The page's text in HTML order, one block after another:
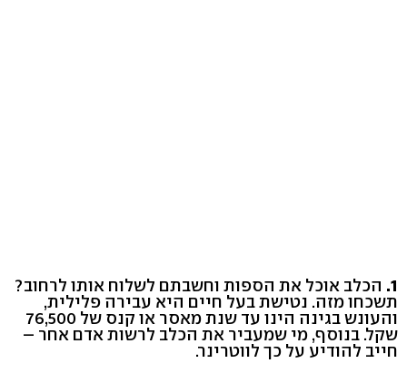
1. הכלב אוכל את הספות וחשבתם לשלוח אותו לרחוב?
תשכחו מזה. נטישת בעל חיים היא עבירה פלילית,
והעונש בגינה הינו עד שנת מאסר או קנס של 76,500
שקל. בנוסף, מי שמעביר את הכלב לרשות אדם אחר –
חייב להודיע על כך לווטרינר.